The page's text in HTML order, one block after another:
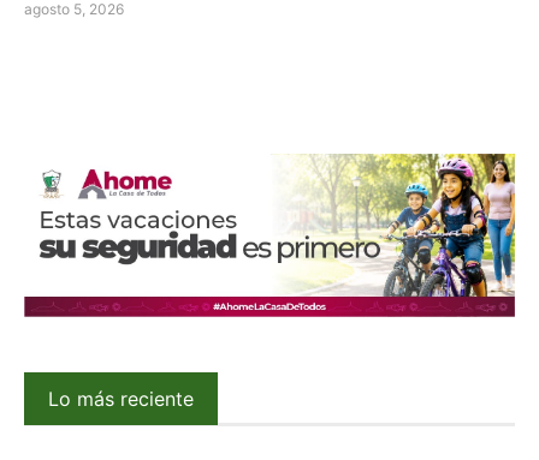
agosto 5, 2026
Lo más reciente